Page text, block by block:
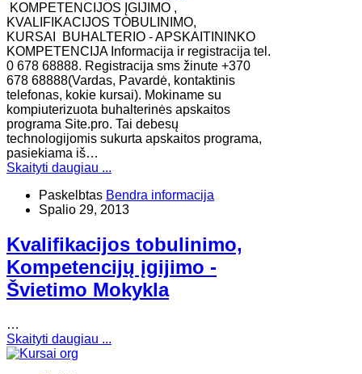
KOMPETENCIJOS ĮGIJIMO ,
KVALIFIKACIJOS TOBULINIMO,
KURSAI BUHALTERIO - APSKAITININKO
KOMPETENCIJA Informacija ir registracija tel.
0 678 68888. Registracija sms žinute +370
678 68888(Vardas, Pavardė, kontaktinis
telefonas, kokie kursai). Mokiname su
kompiuterizuota buhalterinės apskaitos
programa Site.pro. Tai debesų
technologijomis sukurta apskaitos programa,
pasiekiama iš…
Skaityti daugiau ...
Paskelbtas Bendra informacija
Spalio 29, 2013
Kvalifikacijos tobulinimo,
Kompetencijų įgijimo -
Švietimo Mokykla
…
Skaityti daugiau ...